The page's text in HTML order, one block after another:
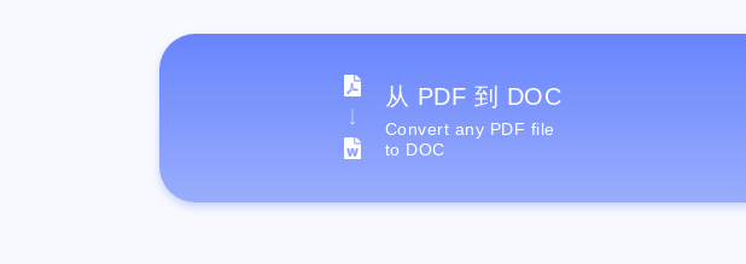
从 PDF 到 DOC
Convert any PDF file
to DOC